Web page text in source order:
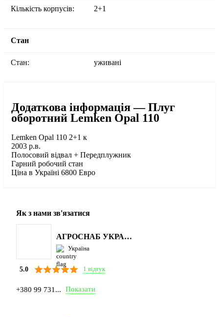
Кількість корпусів: 2+1
Стан
Стан: уживані
Додаткова інформація — Плуг
оборотний Lemken Opal 110
Lemken Opal 110 2+1 к
2003 р.в.
Полосовий відвал + Передплужник
Гарний робочий стан
Ціна в Україні 6800 Евро
Як з нами зв'язатися
АГРОСНАБ УКРАЇНА
Україна
5.0 1 відгук
+380 99 731... Показати